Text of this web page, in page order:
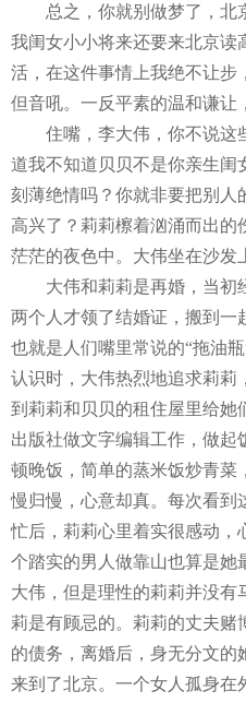
总之，你就别做梦了，北
我闺女小小将来还要来北京读
活，在这件事情上我绝不让步
但音吼。一反平素的温和谦让
住嘴，李大伟，你不说这
道我不知道贝贝不是你亲生闺
刻薄绝情吗？你就非要把别人
高兴了？莉莉檫着汹涌而出的
茫茫的夜色中。大伟坐在沙发
大伟和莉莉是再婚，当初
两个人才领了结婚证，搬到一
也就是人们嘴里常说的“拖油瓶
认识时，大伟热烈地追求莉莉
到莉莉和贝贝的租住屋里给她
出版社做文字编辑工作，做起
顿晚饭，简单的蒸米饭炒青菜
慢归慢，心意却真。每次看到
忙后，莉莉心里着实很感动，
个踏实的男人做靠山也算是她
大伟，但是理性的莉莉并没有
莉是有顾忌的。莉莉的丈夫
的债务，离婚后，身无分文的
来到了北京。一个女人孤身在